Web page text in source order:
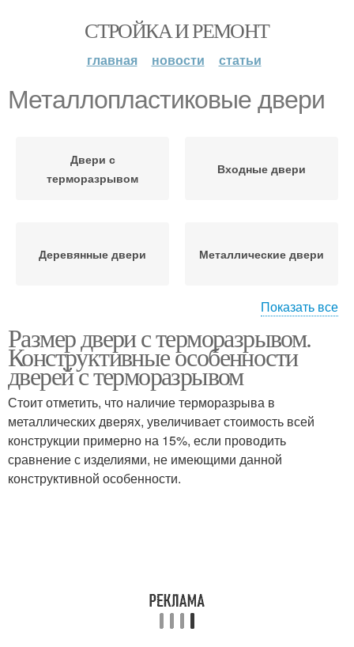
СТРОЙКА И РЕМОНТ
главная новости статьи
Металлопластиковые двери
Двери с
терморазрывом
Входные двери
Деревянные двери Металлические двери
металлических дверей
Ссылки на двери
Двери в частный дом Дверь в частный дом
Показать все
Размер двери с терморазрывом.
Конструктивные особенности
дверей с терморазрывом
Стоит отметить, что наличие терморазрыва в
металлических дверях, увеличивает стоимость всей
конструкции примерно на 15%, если проводить
сравнение с изделиями, не имеющими данной
конструктивной особенности.